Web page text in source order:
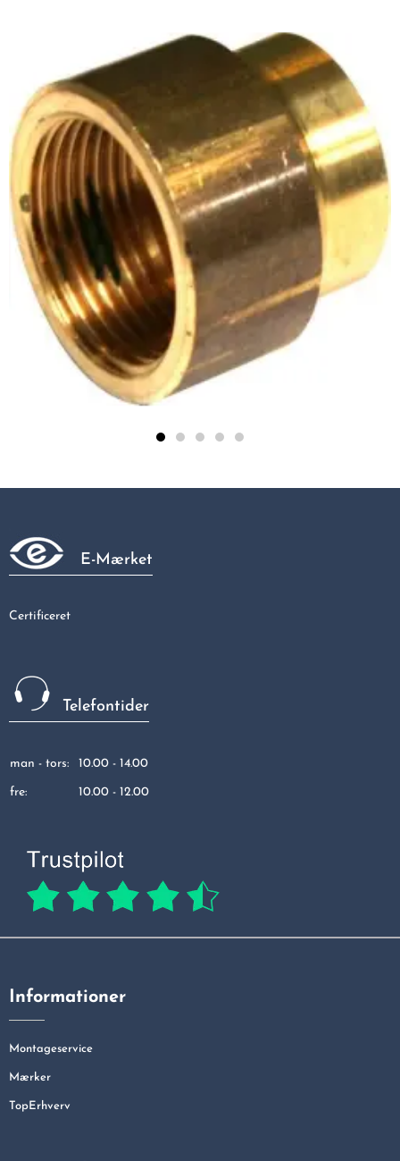
42,61 kr
E-Mærket
Certificeret
Telefontider
man - tors: 10.00 - 14.00
fre: 10.00 - 12.00
Informationer
Montageservice
Mærker
TopErhverv